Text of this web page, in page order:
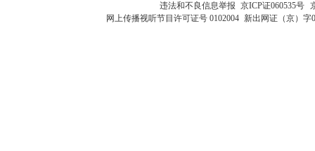
违法和不良信息举报 京ICP证060535号
网上传播视听节目许可证号 0102004 新出网证（京）